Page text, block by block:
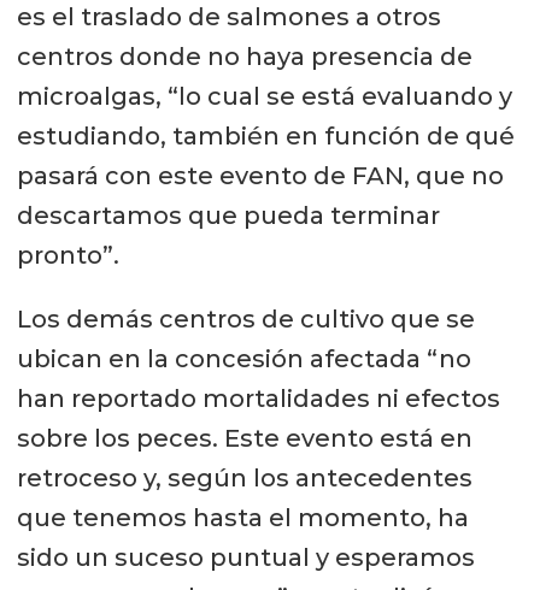
es el traslado de salmones a otros
centros donde no haya presencia de
microalgas, “lo cual se está evaluando y
estudiando, también en función de qué
pasará con este evento de FAN, que no
descartamos que pueda terminar
pronto”.
Los demás centros de cultivo que se
ubican en la concesión afectada “no
han reportado mortalidades ni efectos
sobre los peces. Este evento está en
retroceso y, según los antecedentes
que tenemos hasta el momento, ha
sido un suceso puntual y esperamos